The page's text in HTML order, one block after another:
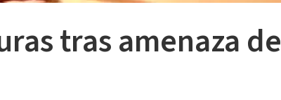
tras amenaza de